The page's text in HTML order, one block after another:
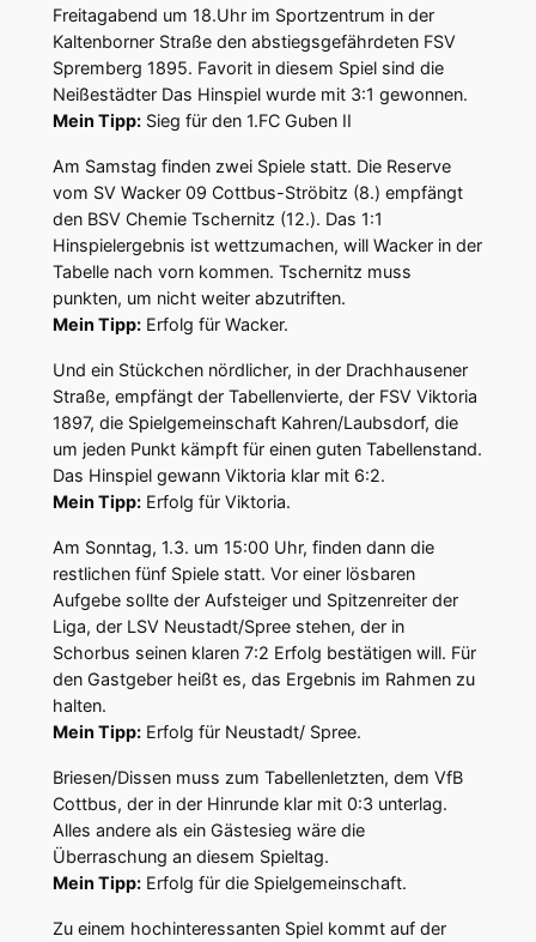
Freitagabend um 18.Uhr im Sportzentrum in der
Kaltenborner Straße den abstiegsgefährdeten FSV
Spremberg 1895. Favorit in diesem Spiel sind die
Neißestädter Das Hinspiel wurde mit 3:1 gewonnen.
Mein Tipp:Sieg für den 1.FC Guben II
Am Samstag finden zwei Spiele statt. Die Reserve
vom SV Wacker 09 Cottbus-Ströbitz (8.) empfängt
den BSV Chemie Tschernitz (12.). Das 1:1
Hinspielergebnis ist wettzumachen, will Wacker in der
Tabelle nach vorn kommen. Tschernitz muss
punkten, um nicht weiter abzutriften.
Mein Tipp:Erfolg für Wacker.
Und ein Stückchen nördlicher, in der Drachhausener
Straße, empfängt der Tabellenvierte, der FSV Viktoria
1897, die Spielgemeinschaft Kahren/Laubsdorf, die
um jeden Punkt kämpft für einen guten Tabellenstand.
Das Hinspiel gewann Viktoria klar mit 6:2.
Mein Tipp:Erfolg für Viktoria.
Am Sonntag, 1.3. um 15:00 Uhr, finden dann die
restlichen fünf Spiele statt. Vor einer lösbaren
Aufgebe sollte der Aufsteiger und Spitzenreiter der
Liga, der LSV Neustadt/Spree stehen, der in
Schorbus seinen klaren 7:2 Erfolg bestätigen will. Für
den Gastgeber heißt es, das Ergebnis im Rahmen zu
halten.
Mein Tipp:Erfolg für Neustadt/ Spree.
Briesen/Dissen muss zum Tabellenletzten, dem VfB
Cottbus, der in der Hinrunde klar mit 0:3 unterlag.
Alles andere als ein Gästesieg wäre die
Überraschung an diesem Spieltag.
Mein Tipp:Erfolg für die Spielgemeinschaft.
Zu einem hochinteressanten Spiel kommt auf der